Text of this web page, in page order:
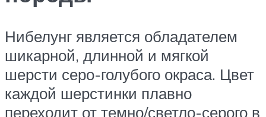
Нибелунг является обладателем
шикарной, длинной и мягкой
шерсти серо-голубого окраса. Цвет
каждой шерстинки плавно
переходит от темно/светло-серого в